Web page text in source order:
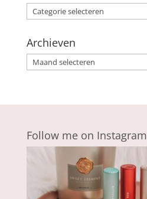
Categorieën
Archieven
Archieven
Follow me on Instagram